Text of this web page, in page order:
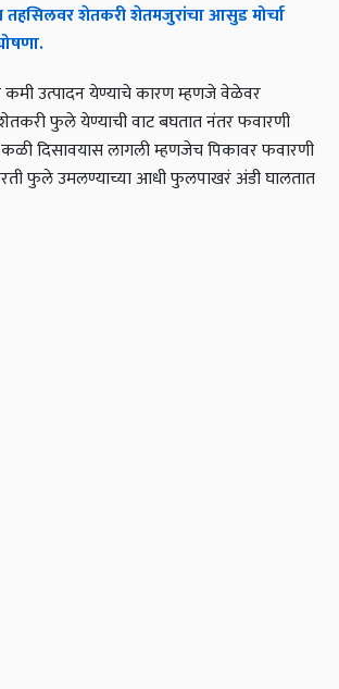
शेतकरी शेतमजुरांचा आसुड मोर्चा
कमी उत्पादन येण्याचे कारण म्हणजे वेळेवर
फुले येण्याची वाट बघतात नंतर फवारणी
दिसावयास लागली म्हणजेच पिकावर फवारणी
फुले उमलण्याच्या आधी फुलपाखरं अंडी घालतात